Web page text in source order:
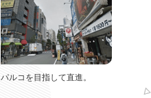
パルコを目指して直進。